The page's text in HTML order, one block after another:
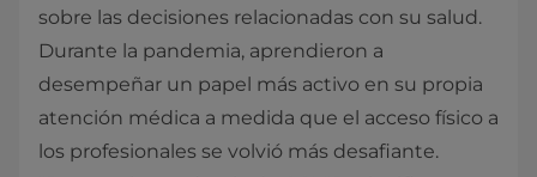
sobre las decisiones relacionadas con su salud.
Durante la pandemia, aprendieron a
desempeñar un papel más activo en su propia
atención médica a medida que el acceso físico a
los profesionales se volvió más desafiante.